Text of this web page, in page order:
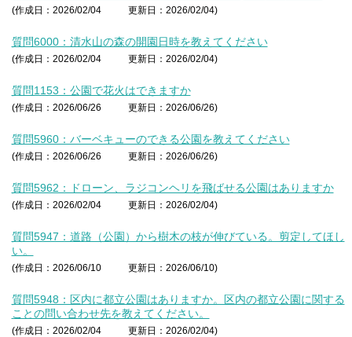
(作成日：2026/02/04 更新日：2026/02/04)
質問6000：清水山の森の開園日時を教えてください
(作成日：2026/02/04 更新日：2026/02/04)
質問1153：公園で花火はできますか
(作成日：2026/06/26 更新日：2026/06/26)
質問5960：バーベキューのできる公園を教えてください
(作成日：2026/06/26 更新日：2026/06/26)
質問5962：ドローン、ラジコンヘリを飛ばせる公園はありますか
(作成日：2026/02/04 更新日：2026/02/04)
質問5947：道路（公園）から樹木の枝が伸びている。剪定してほし
い。
(作成日：2026/06/10 更新日：2026/06/10)
質問5948：区内に都立公園はありますか。区内の都立公園に関する
ことの問い合わせ先を教えてください。
(作成日：2026/02/04 更新日：2026/02/04)